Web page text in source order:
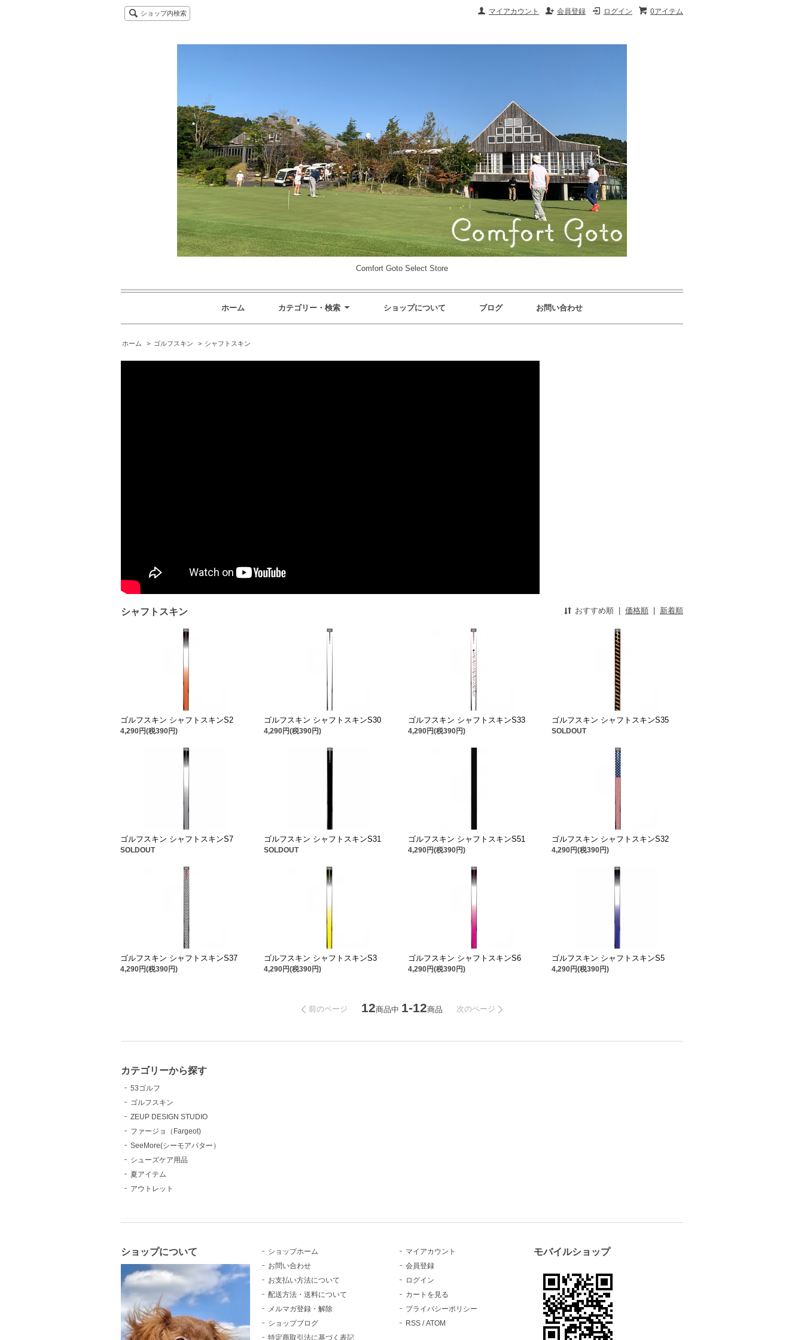
0アイテム
ログイン
会員登録
マイアカウント
ショップ内検索
Comfort Goto Select Store
ホーム カテゴリー・検索 ショップについて ブログ お問い合わせ
ホーム > ゴルフスキン > シャフトスキン
シャフトスキン おすすめ順 価格順 新着順
ゴルフスキン シャフトスキンS2
4,290円(税390円)
ゴルフスキン シャフトスキンS30
4,290円(税390円)
ゴルフスキン シャフトスキンS33
4,290円(税390円)
ゴルフスキン シャフトスキンS35
SOLDOUT
ゴルフスキン シャフトスキンS7
SOLDOUT
ゴルフスキン シャフトスキンS31
SOLDOUT
ゴルフスキン シャフトスキンS51
4,290円(税390円)
ゴルフスキン シャフトスキンS32
4,290円(税390円)
ゴルフスキン シャフトスキンS37
4,290円(税390円)
ゴルフスキン シャフトスキンS3
4,290円(税390円)
ゴルフスキン シャフトスキンS6
4,290円(税390円)
ゴルフスキン シャフトスキンS5
4,290円(税390円)
前のページ 12商品中 1-12商品 次のページ
カテゴリーから探す
53ゴルフ
ゴルフスキン
ZEUP DESIGN STUDIO
ファージョ（Fargeot)
SeeMore(シーモアパター）
シューズケア用品
夏アイテム
アウトレット
ショップについて
ショップホーム
お問い合わせ
お支払い方法について
配送方法・送料について
メルマガ登録・解除
ショップブログ
特定商取引法に基づく表記
マイアカウント
会員登録
ログイン
カートを見る
プライバシーポリシー
RSS /ATOM
モバイルショップ